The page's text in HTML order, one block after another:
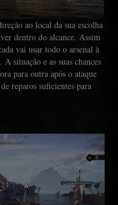
ao local da sua escolha
dentro do alcance. Assim
vai usar todo o arsenal à
situação e as suas chances
para outra após o ataque
reparos suficientes para